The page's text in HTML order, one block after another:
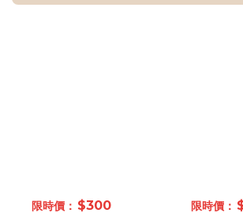
$300